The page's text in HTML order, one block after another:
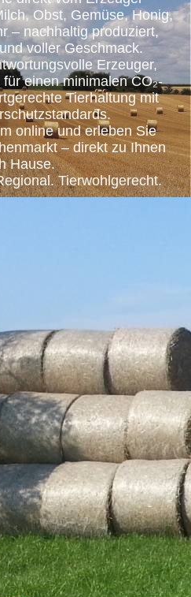
Obst, Gemüse, Honig,
– nachhaltig produziert,
voller Geschmack.
Erzeuger,
einen minimalen CO₂-
Tierhaltung mit
online und erleben Sie
– direkt zu Ihnen
Hause.
Tierwohlgerecht.